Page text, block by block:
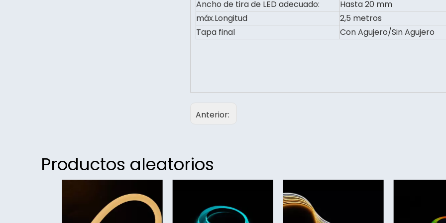
Ancho de tira de LED adecuado:
Hasta 20 mm
máx.Longitud
2,5 metros
Tapa final
Con Agujero/Sin Agujero
Anterior:
Productos aleatorios